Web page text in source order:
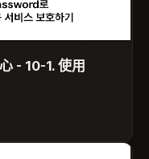
- 10-1. 使用